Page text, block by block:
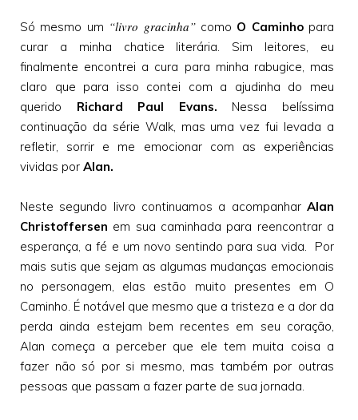
Só mesmo um “livro gracinha”como O Caminhopara
curar a minha chatice literária. Sim leitores, eu
finalmente encontrei a cura para minha rabugice, mas
claro que para isso contei com a ajudinha do meu
querido Richard Paul Evans. Nessa belíssima
continuação da série Walk, mas uma vez fui levada a
refletir, sorrir e me emocionar com as experiências
vividas por Alan.
Neste segundo livro continuamos a acompanhar Alan
Christoffersen em sua caminhada para reencontrar a
esperança, a fé e um novo sentindo para sua vida. Por
mais sutis que sejam as algumas mudanças emocionais
no personagem, elas estão muito presentes em O
Caminho. É notável que mesmo que a tristeza e a dor da
perda ainda estejam bem recentes em seu coração,
Alan começa a perceber que ele tem muita coisa a
fazer não só por si mesmo, mas também por outras
pessoas que passam a fazer parte de sua jornada.